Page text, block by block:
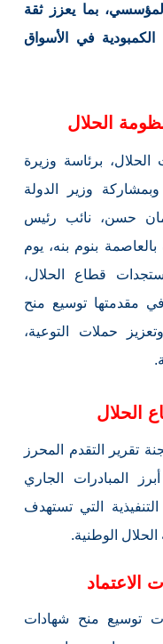
المؤسسي، بما يعزز ثقة
الكمبودية في الأسواق
الحلال
الحلال، برئاسة وزيرة
وزير الدولة
حسن، نائب رئيس
بنوم بنه، يوم
لمراجعة مستجدات قطاع الحلال،
مقدمتها توسيع منح
حملات التوعية،
الحلال
تقرير التقدم المحرز
المبادرات الجاري
التي تستهدف
الوطنية.
الاعتماد
توسيع منح شهادات